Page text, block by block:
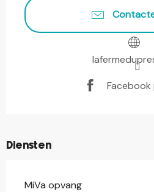
Facebook
Diensten
MiVa opvang